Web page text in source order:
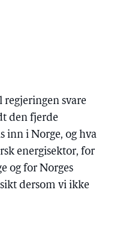
svare
den fjerde
inn i Norge, og hva
energisektor, for
og for Norges
dersom vi ikke